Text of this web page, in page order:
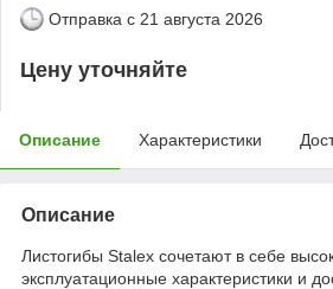
Отправка с 21 августа 2026
Цену уточняйте
Описание Характеристики
Описание
Листогибы Stalex сочетают в себе
эксплуатационные характеристики и